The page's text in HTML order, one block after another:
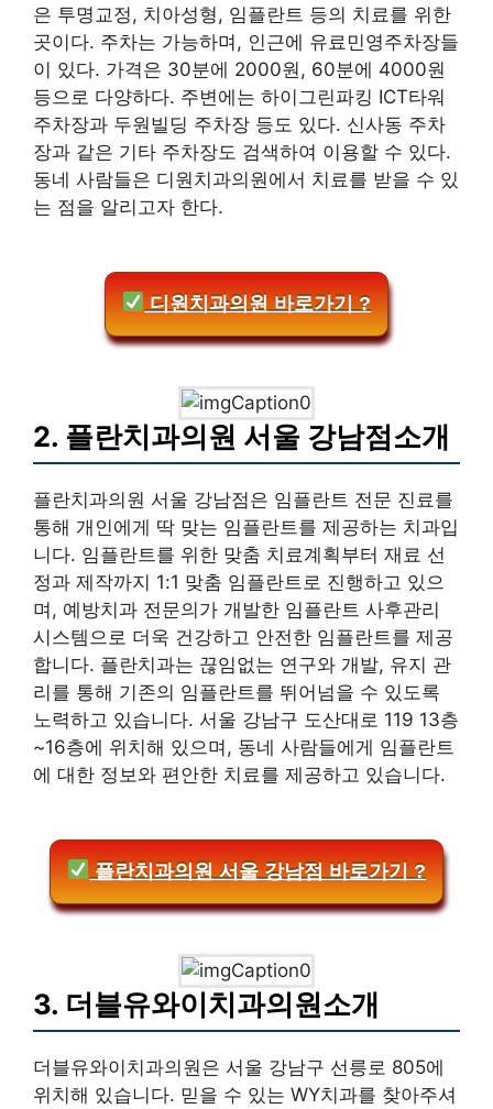
은 투명교정, 치아성형, 임플란트 등의 치료를 위한
곳이다. 주차는 가능하며, 인근에 유료민영주차장들
이 있다. 가격은 30분에 2000원, 60분에 4000원
등으로 다양하다. 주변에는 하이그린파킹 ICT타워
주차장과 두원빌딩 주차장 등도 있다. 신사동 주차
장과 같은 기타 주차장도 검색하여 이용할 수 있다.
동네 사람들은 디원치과의원에서 치료를 받을 수 있
는 점을 알리고자 한다.
디원치과의원 바로가기 ?
2. 플란치과의원 서울 강남점소개
플란치과의원 서울 강남점은 임플란트 전문 진료를
통해 개인에게 딱 맞는 임플란트를 제공하는 치과입
니다. 임플란트를 위한 맞춤 치료계획부터 재료 선
정과 제작까지 1:1 맞춤 임플란트로 진행하고 있으
며, 예방치과 전문의가 개발한 임플란트 사후관리
시스템으로 더욱 건강하고 안전한 임플란트를 제공
합니다. 플란치과는 끊임없는 연구와 개발, 유지 관
리를 통해 기존의 임플란트를 뛰어넘을 수 있도록
노력하고 있습니다. 서울 강남구 도산대로 119 13층
~16층에 위치해 있으며, 동네 사람들에게 임플란트
에 대한 정보와 편안한 치료를 제공하고 있습니다.
플란치과의원 서울 강남점 바로가기 ?
3. 더블유와이치과의원소개
더블유와이치과의원은 서울 강남구 선릉로 805에
위치해 있습니다. 믿을 수 있는 WY치과를 찾아주셔